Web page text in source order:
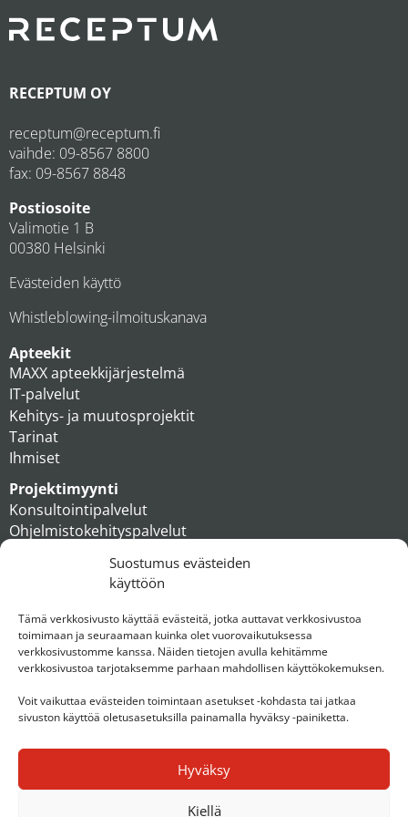
Suostumus evästeiden
käyttöön
Tämä verkkosivusto käyttää evästeitä, jotka auttavat verkkosivustoa
toimimaan ja seuraamaan kuinka olet vuorovaikutuksessa
verkkosivustomme kanssa. Näiden tietojen avulla kehitämme
verkkosivustoa tarjotaksemme parhaan mahdollisen käyttökokemuksen.
Voit vaikuttaa evästeiden toimintaan asetukset -kohdasta tai jatkaa
sivuston käyttöä oletusasetuksilla painamalla hyväksy -painiketta.
Hyväksy
Kiellä
RECEPTUM OY
receptum@receptum.fi
vaihde: 09-8567 8800
fax: 09-8567 8848
Postiosoite
Valimotie 1 B
00380 Helsinki
Evästeiden käyttö
Whistleblowing-ilmoituskanava
Apteekit
MAXX apteekkijärjestelmä
IT-palvelut
Kehitys- ja muutosprojektit
Tarinat
Ihmiset
Projektimyynti
Konsultointipalvelut
Ohjelmistokehityspalvelut
Ihmiset
Konserni
Ota yhteyttä